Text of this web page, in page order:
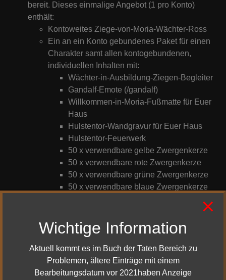
bereit. Dieses einmalige Angebot (1 pro Konto)
enthält:
Kontoweites Ziege-von-Moria-Wächter-Ross
Ein an ein Konto gebundenes Paket für einen
Charakter samt allen kontogebundenen,
individuellen Inhalten mit:
Wächter-in-Ausbildung-Ziegen-Begleiter
Gandalf-Emote (/gandalf)
Willkommen-in-Moria-Fußmatte für Euer
Haus
Hulstentor-Wandgravur für Euer Haus
Hulstentor-Feuerwerk
50 x verwendbare gelbe Zwergenkerze
50 x verwendbare rote Zwergenkerze
50 x verwendbare grüne Zwergenkerze
50 x verwendbare blaue Zwergenkerze
50 x verwendbare weiße Zwergenkerze
50 x verwendbare lila Zwergenkerze
Dieser Gegenstand ist für Spieler in den
Legendären und Nicht-Legendären
Welten verfügbar.
×
Wichtige Information
Aktuell kommt es im Buch der Taten Bereich zu
Problemen, ältere Einträge mit einem
Bearbeitungsdatum vor 2021haben Anzeige